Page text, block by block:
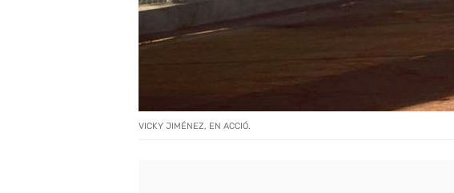
VICKY JIMÉNEZ, EN ACCIÓ.